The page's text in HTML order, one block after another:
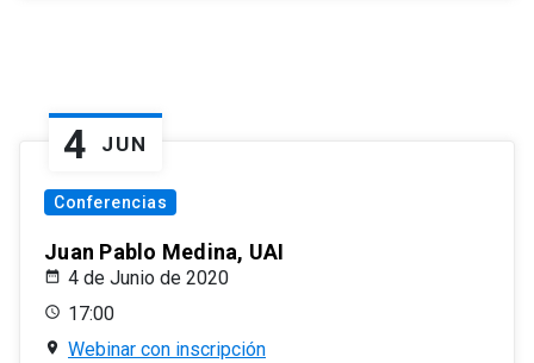
4 JUN
Conferencias
Juan Pablo Medina, UAI
4 de Junio de 2020
17:00
Webinar con inscripción